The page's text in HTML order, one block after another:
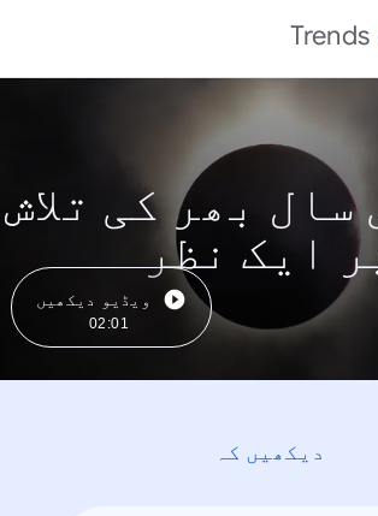
Trends
کی سال بھر کی تلاش
ایک نظر
ویڈیو دیکھیں
02:01
دیکھیں کہ